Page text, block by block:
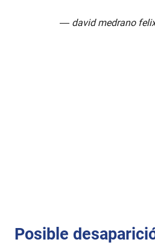
— david medrano
Posible